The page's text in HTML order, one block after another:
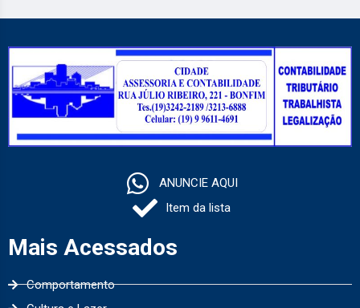
ANUNCIE AQUI
Item da lista
Mais Acessados
Comportamento